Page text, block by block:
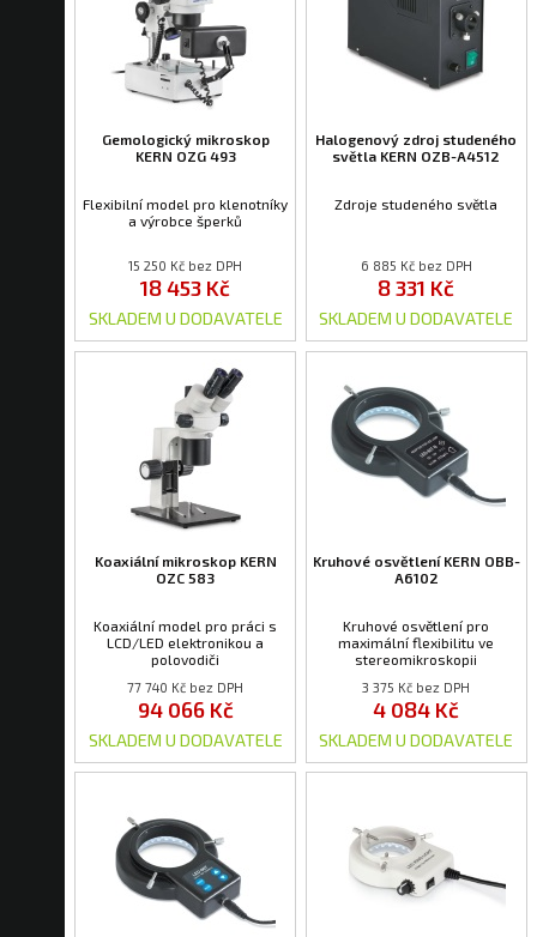
Gemologický mikroskop
KERN OZG 493
Flexibilní model pro klenotníky
a výrobce šperků
15 250 Kč bez DPH
18 453 Kč
SKLADEM U DODAVATELE
Halogenový zdroj studeného
světla KERN OZB-A4512
Zdroje studeného světla
6 885 Kč bez DPH
8 331 Kč
SKLADEM U DODAVATELE
Koaxiální mikroskop KERN
OZC 583
Koaxiální model pro práci s
LCD/LED elektronikou a
polovodiči
77 740 Kč bez DPH
94 066 Kč
SKLADEM U DODAVATELE
Kruhové osvětlení KERN OBB-
A6102
Kruhové osvětlení pro
maximální flexibilitu ve
stereomikroskopii
3 375 Kč bez DPH
4 084 Kč
SKLADEM U DODAVATELE